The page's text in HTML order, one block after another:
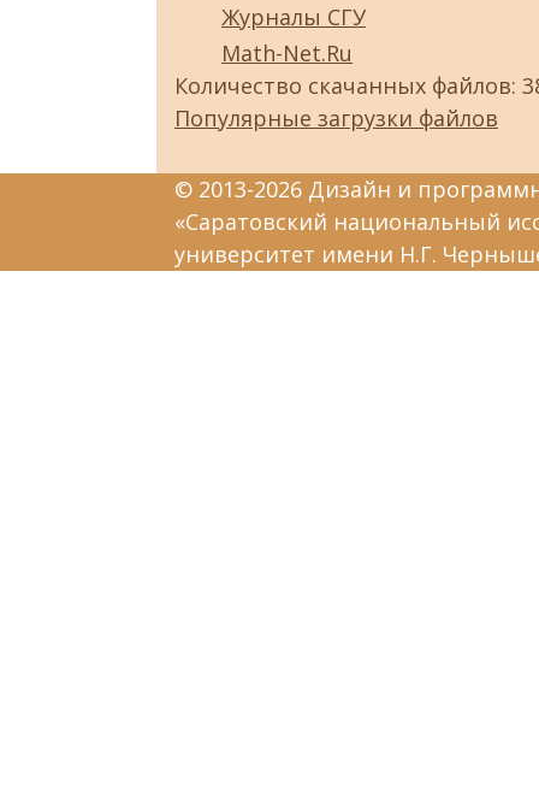
Журналы СГУ
Math-Net.Ru
Количество скачанных файлов:
Популярные загрузки файлов
© 2013-2026 Дизайн и
«Саратовский национальный
университет имени Н.Г.